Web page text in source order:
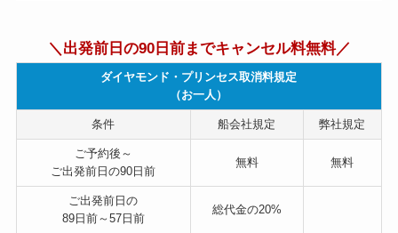
＼出発前日の90日前までキャンセル料無料／
ダイヤモンド・プリンセス取消料規定
（お一人）
条件 船会社規定 弊社規定
ご予約後～
ご出発前日の90日前
無料 無料
ご出発前日の
89日前～57日前
総代金の20%